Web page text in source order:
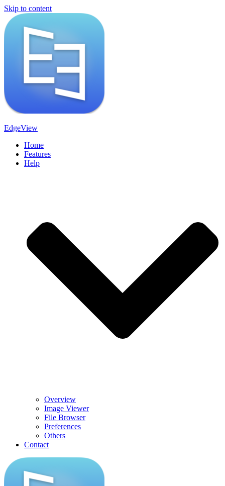
Skip to content
EdgeView
Home
Features
Help
Overview
Image Viewer
File Browser
Preferences
Others
Contact